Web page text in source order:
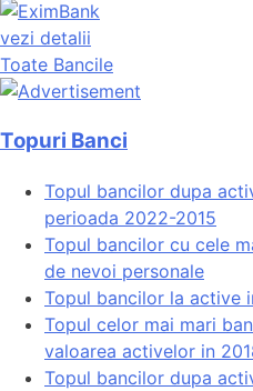
vezi detalii
Toate Bancile
Topuri Banci
Topul bancilor dupa
perioada 2022-2015
Topul bancilor cu cele
de nevoi personale
Topul bancilor la active
Topul celor mai mari
valoarea activelor in
Topul bancilor dupa